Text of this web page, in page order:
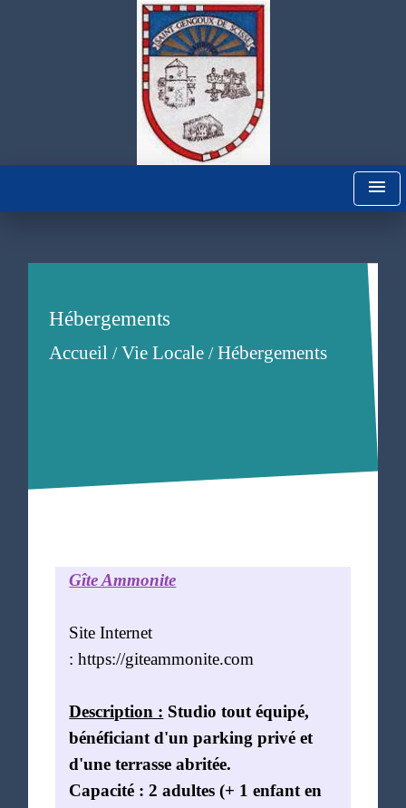
menu
Hébergements
Accueil/Vie Locale/Hébergements
Gîte Ammonite
Site Internet
:https://giteammonite.com
Description : Studio tout équipé,
bénéficiant d'un parking privé et
d'une terrasse abritée.
Capacité : 2 adultes (+ 1 enfant en